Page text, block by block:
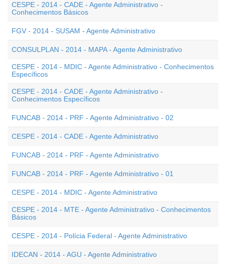
CESPE - 2014 - CADE - Agente Administrativo -
Conhecimentos Básicos
FGV - 2014 - SUSAM - Agente Administrativo
CONSULPLAN - 2014 - MAPA - Agente Administrativo
CESPE - 2014 - MDIC - Agente Administrativo - Conhecimentos
Específicos
CESPE - 2014 - CADE - Agente Administrativo -
Conhecimentos Específicos
FUNCAB - 2014 - PRF - Agente Administrativo - 02
CESPE - 2014 - CADE - Agente Administrativo
FUNCAB - 2014 - PRF - Agente Administrativo
FUNCAB - 2014 - PRF - Agente Administrativo - 01
CESPE - 2014 - MDIC - Agente Administrativo
CESPE - 2014 - MTE - Agente Administrativo - Conhecimentos
Básicos
CESPE - 2014 - Polícia Federal - Agente Administrativo
IDECAN - 2014 - AGU - Agente Administrativo